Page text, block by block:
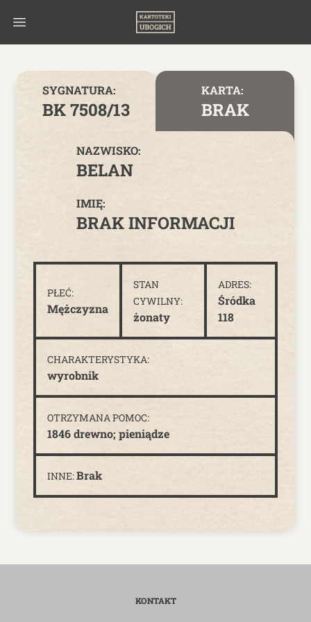
SYGNATURA:
BK 7508/13
KARTA:
BRAK
NAZWISKO:
BELAN
IMIĘ:
BRAK INFORMACJI
PŁEĆ:
Mężczyzna
STAN
CYWILNY:
żonaty
ADRES:
Śródka
118
CHARAKTERYSTYKA:
wyrobnik
OTRZYMANA POMOC:
1846 drewno; pieniądze
INNE:Brak
KONTAKT